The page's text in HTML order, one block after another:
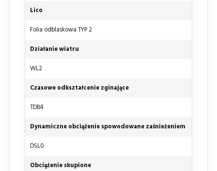
Lico
Folia odblaskowa TYP 2
Działanie wiatru
WL2
Czasowe odkształcenie zginające
TDB4
Dynamiczne obciążenie spowodowane zaśnieżeniem
DSL0
Obciążenie skupione